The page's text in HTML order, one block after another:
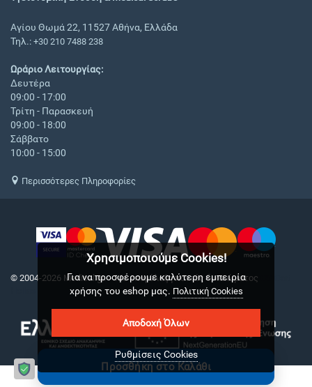
Προσθήκη στο Καλάθι
Αγίου Θωμά 22, 11527 Αθήνα, Ελλάδα
Τηλ.: +30 210 7488 238
Ωράριο Λειτουργίας:
Δευτέρα
09:00 - 17:00
Τρίτη - Παρασκευή
09:00 - 18:00
Σάββατο
10:00 - 15:00
Περισσότερες Πληροφορίες
© 2004-2026 Medical.gr. - Με επιφύλαξη παντός δικαιώματος
Χρησιμοποιούμε Cookies!
Για να προσφέρουμε καλύτερη εμπειρία
χρήσης του eshop μας. Πολιτική Cookies
Αποδοχή Όλων
Ρυθμίσεις Cookies